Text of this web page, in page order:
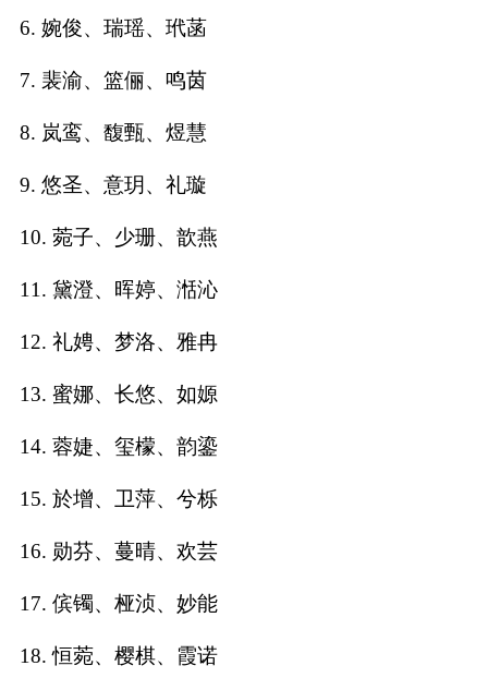
蛇年起名
龙年起名
兔年起名
虎年起名
取
名
字
6. 婉俊、瑞瑶、玳菡
7. 裴渝、篮俪、鸣茵
8. 岚鸾、馥甄、煜慧
9. 悠圣、意玥、礼璇
10. 菀子、少珊、歆燕
11. 黛澄、晖婷、湉沁
12. 礼娉、梦洛、雅冉
13. 蜜娜、长悠、如嫄
14. 蓉婕、玺檬、韵鎏
15. 於增、卫萍、兮栎
16. 勋芬、蔓晴、欢芸
17. 傧镯、桠浈、妙能
18. 恒菀、樱棋、霞诺